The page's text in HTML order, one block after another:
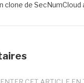
clone de SecNumCloud